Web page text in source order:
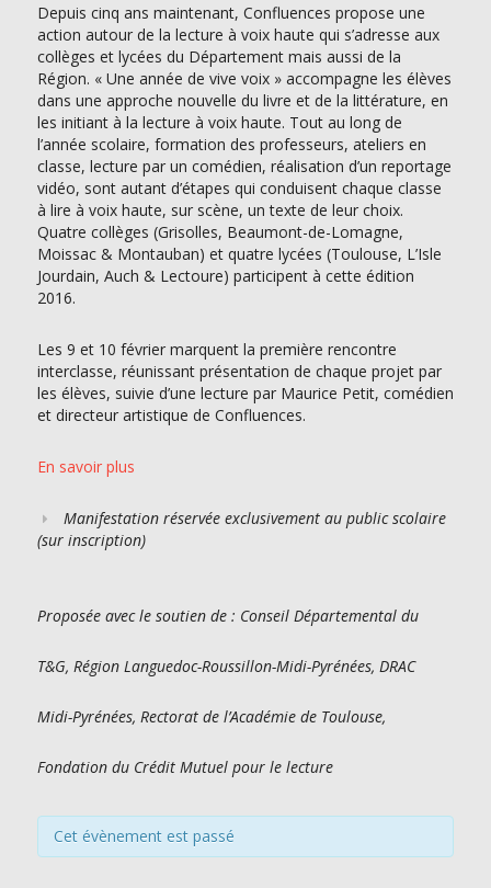
Depuis cinq ans maintenant, Confluences propose une
action autour de la lecture à voix haute qui s’adresse aux
collèges et lycées du Département mais aussi de la
Région. « Une année de vive voix » accompagne les élèves
dans une approche nouvelle du livre et de la littérature, en
les initiant à la lecture à voix haute. Tout au long de
l’année scolaire, formation des professeurs, ateliers en
classe, lecture par un comédien, réalisation d’un reportage
vidéo, sont autant d’étapes qui conduisent chaque classe
à lire à voix haute, sur scène, un texte de leur choix.
Quatre collèges (Grisolles, Beaumont-de-Lomagne,
Moissac & Montauban) et quatre lycées (Toulouse, L’Isle
Jourdain, Auch & Lectoure) participent à cette édition
2016.
Les 9 et 10 février marquent la première rencontre
interclasse, réunissant présentation de chaque projet par
les élèves, suivie d’une lecture par Maurice Petit, comédien
et directeur artistique de Confluences.
En savoir plus
Manifestation réservée exclusivement au public scolaire
(sur inscription)
Proposée avec le soutien de : Conseil Départemental du
T&G, Région Languedoc-Roussillon-Midi-Pyrénées, DRAC
Midi-Pyrénées, Rectorat de l’Académie de Toulouse,
Fondation du Crédit Mutuel pour le lecture
Cet évènement est passé